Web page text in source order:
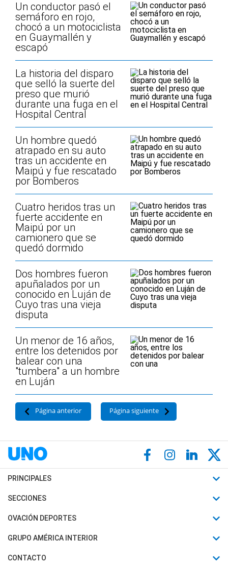
Un conductor pasó el
semáforo en rojo,
chocó a un motociclista
en Guaymallén y
escapó
La historia del disparo
que selló la suerte del
preso que murió
durante una fuga en el
Hospital Central
Un hombre quedó
atrapado en su auto
tras un accidente en
Maipú y fue rescatado
por Bomberos
Cuatro heridos tras un
fuerte accidente en
Maipú por un
camionero que se
quedó dormido
Dos hombres fueron
apuñalados por un
conocido en Luján de
Cuyo tras una vieja
disputa
Un menor de 16 años,
entre los detenidos por
balear con una
"tumbera" a un hombre
en Luján
Página anterior Página siguiente
PRINCIPALES
Últimas Noticias
Política
Judiciales
SECCIONES
Horóscopo
Motores
OVACIÓN DEPORTES
Fútbol
Mundial
GRUPO AMÉRICA INTERIOR
Canal 7 en Vivo
CONTACTO